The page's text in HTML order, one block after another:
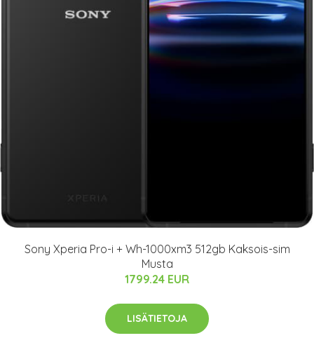
Sony Xperia Pro-i + Wh-1000xm3 512gb Kaksois-sim
Musta
1799.24 EUR
LISÄTIETOJA